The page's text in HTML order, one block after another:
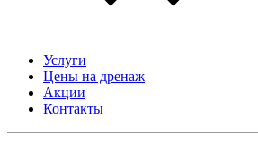
Услуги
Цены на дренаж
Акции
Контакты